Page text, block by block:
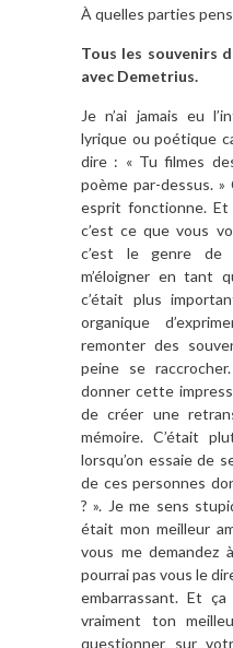
À quelles parties
Tous les souvenirs
avec Demetrius.
Je n’ai jamais eu
lyrique ou poétique
dire : « Tu filmes
poème par-dessus. »
esprit fonctionne.
c’est ce que vous
c’est le genre de
m’éloigner en tant
c’était plus
organique
remonter des
peine se
donner cette
de créer une
mémoire. C’était
lorsqu’on essaie de
de ces personnes
? ». Je me sens
était mon meilleur
vous me demandez
pourrai pas vous le
embarrassant. Et
vraiment ton
questionner sur